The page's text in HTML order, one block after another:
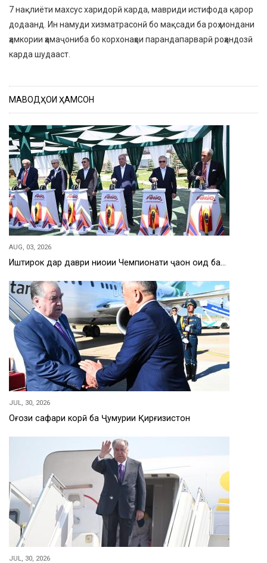
7 нақлиёти махсус харидорӣ карда, мавриди истифода қарор
додаанд. Ин намуди хизматрасонӣ бо мақсади ба роҳ мондани
ҳамкории ҳамаҷониба бо корхонаҳои парандапарварӣ роҳандозӣ
карда шудааст.
МАВОДҲОИ ҲАМСОН
AUG, 03, 2026
Иштирок дар даври ниҳоии Чемпионати ҷаҳон оид ба…
JUL, 30, 2026
Оғози сафари корӣ ба Ҷумҳурии Қирғизистон
JUL, 30, 2026